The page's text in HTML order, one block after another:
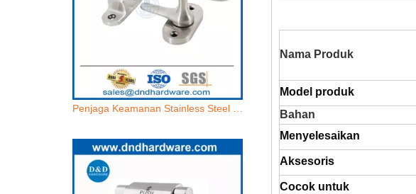
Nama Produk
Model produk
Bahan
Menyelesaikan
Aksesoris
Cocok untuk